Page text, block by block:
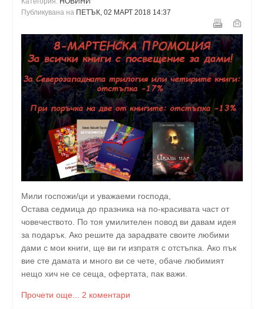
Публикувана на ПЕТЪК, 02 МАРТ 2018 14:37
Мили госпожи/ци и уважаеми господа,
Остава седмица до празника на по-красивата част от
човечеството. По тоя умилителен повод ви давам идея
за подарък. Ако решите да зарадвате своите любими
дами с мои книги, ще ви ги изпратя с отстъпка. Ако пък
вие сте дамата и много ви се чете, обаче любимият
нещо хич не се сеща, офертата, пак важи.
Прочети още... 2 коментари